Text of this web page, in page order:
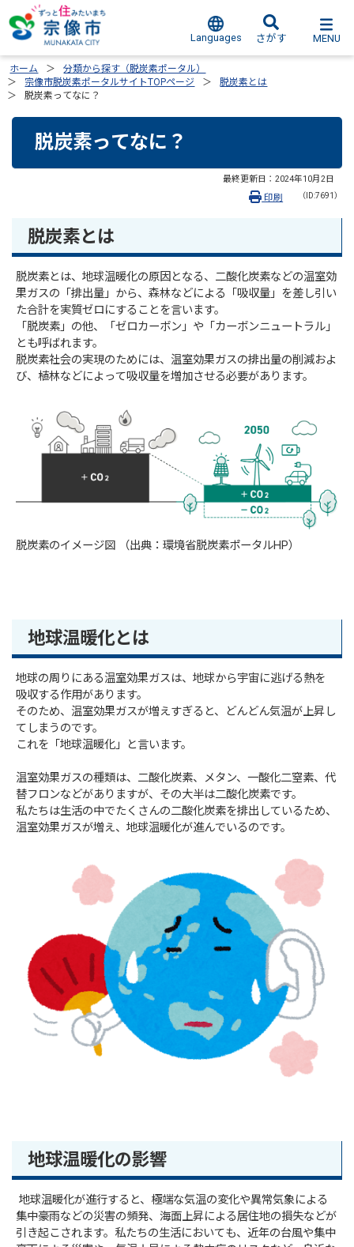
Languages さがす MENU
ホーム
分類から探す（脱炭素ポータル）
宗像市脱炭素ポータルサイトTOPページ
脱炭素とは
脱炭素ってなに？
脱炭素ってなに？
最終更新日： 2024年10月2日
（ID:7691）
印刷
脱炭素とは
脱炭素とは、地球温暖化の原因となる、二酸化炭素などの温室効
果ガスの「排出量」から、森林などによる「吸収量」を差し引い
た合計を実質ゼロにすることを言います。
「脱炭素」の他、「ゼロカーボン」や「カーボンニュートラル」
とも呼ばれます。
脱炭素社会の実現のためには、温室効果ガスの排出量の削減およ
び、植林などによって吸収量を増加させる必要があります。
脱炭素のイメージ図 （出典：環境省脱炭素ポータルHP）
地球温暖化とは
地球の周りにある温室効果ガスは、地球から宇宙に逃げる熱を
吸収する作用があります。
そのため、温室効果ガスが増えすぎると、どんどん気温が上昇し
てしまうのです。
これを「地球温暖化」と言います。
温室効果ガスの種類は、二酸化炭素、メタン、一酸化二窒素、代
替フロンなどがありますが、その大半は二酸化炭素です。
私たちは生活の中でたくさんの二酸化炭素を排出しているため、
温室効果ガスが増え、地球温暖化が進んでいるのです。
地球温暖化の影響
地球温暖化が進⾏すると、極端な気温の変化や異常気象による
集中豪⾬などの災害の頻発、海⾯上昇による居住地の損失などが
引き起こされます。私たちの⽣活においても、近年の台⾵や集中